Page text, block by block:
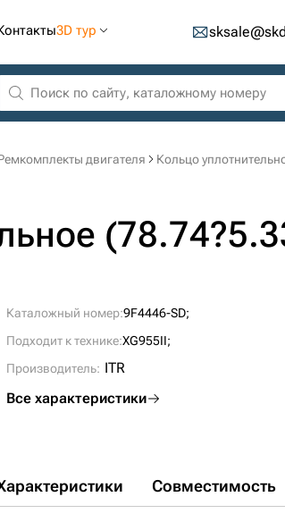
3D тур
двигателя Кольцо
Каталожный номер:9F4446-SD;
Подходит к технике:XG955II;
Производитель: ITR
Все характеристики
Совместимость